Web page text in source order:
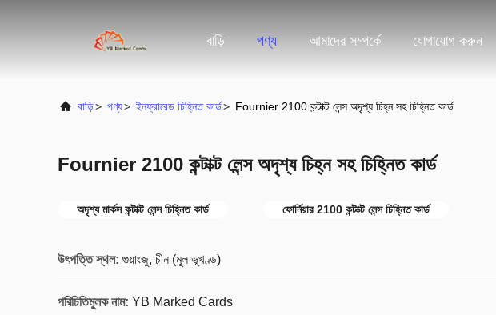
বাড়ি পণ্য আমাদের সম্পর্কে যোগাযোগ করুন
বাড়ি> পণ্য> ইনফ্রারেড চিহ্নিত কার্ড> Fournier 2100 কন্টাক্ট লেন্স অদৃশ্য চিহ্ন সহ চিহ্নিত কার্ড
Fournier 2100 কন্টাক্ট লেন্স অদৃশ্য চিহ্ন সহ চিহ্নিত কার্ড
অদৃশ্য মার্কস কন্টাক্ট লেন্স চিহ্নিত কার্ড ফোর্নিয়ার 2100 কন্টাক্ট লেন্স চিহ্নিত কার্ড
উৎপত্তি স্থল: গুয়াংজু, চীন (মূল ভূখণ্ড)
পরিচিতিমুলক নাম: YB Marked Cards